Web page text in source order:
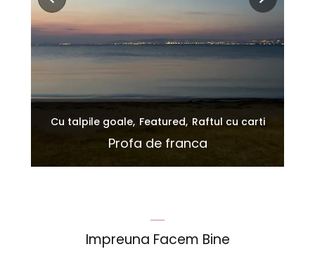
Cu talpile goale Featured Raftul cu carti
Profa de franca
Impreuna Facem Bine